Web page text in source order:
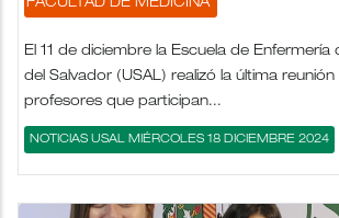
FACULTAD DE MEDICINA
El 11 de diciembre la Escuela de Enfermería
del Salvador (USAL) realizó la última
profesores que participan...
NOTICIAS USAL MIÉRCOLES 18 DICIEMBRE 2024